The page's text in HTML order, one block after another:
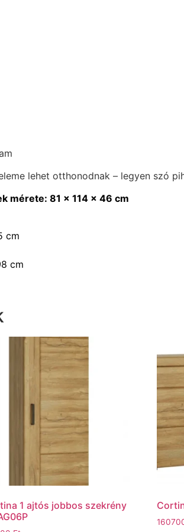
lehet otthonodnak – legyen szó
mérete: 81 x 114 x 46 cm
cm
cm
1 ajtós jobbos szekrény